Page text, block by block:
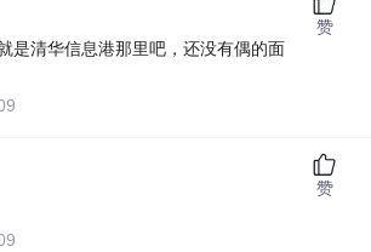
是清华信息港那里吧，还没有偶的面
赞
赞